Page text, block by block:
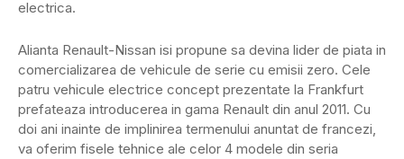
electrica.
Alianta Renault-Nissan isi propune sa devina lider de piata in
comercializarea de vehicule de serie cu emisii zero. Cele
patru vehicule electrice concept prezentate la Frankfurt
prefateaza introducerea in gama Renault din anul 2011. Cu
doi ani inainte de implinirea termenului anuntat de francezi,
va oferim fisele tehnice ale celor 4 modele din seria